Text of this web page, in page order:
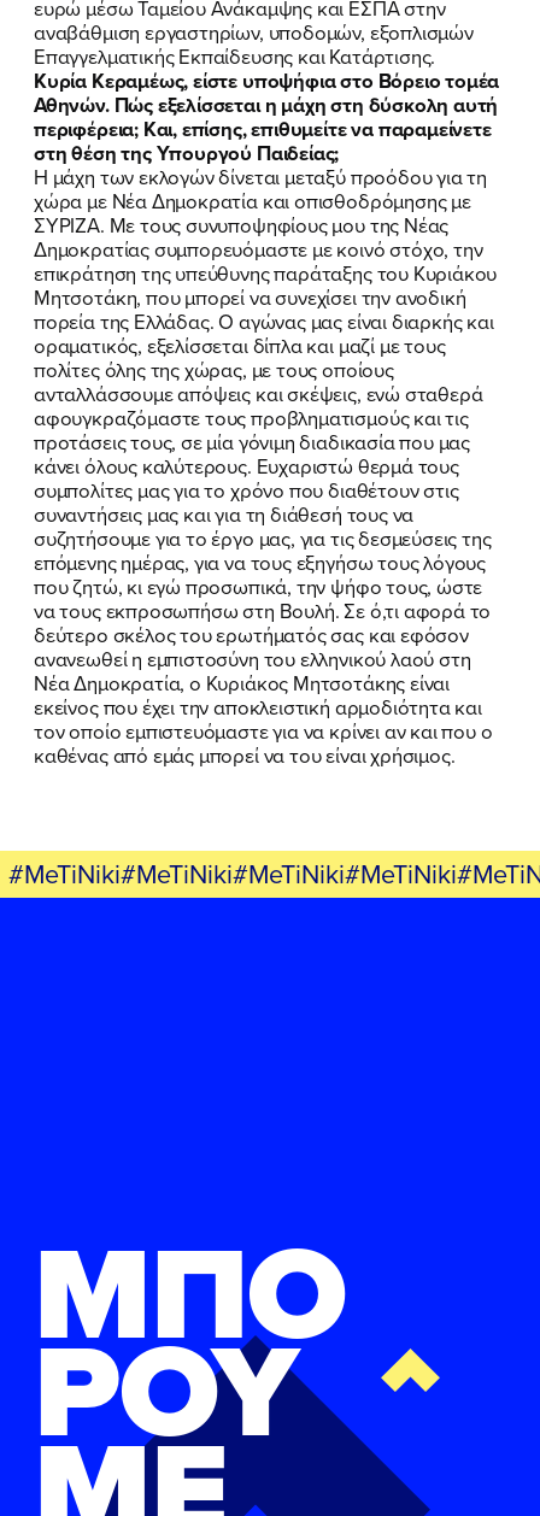
ευρώ μέσω Ταμείου Ανάκαμψης και ΕΣΠΑ στην
αναβάθμιση εργαστηρίων, υποδομών, εξοπλισμών
Επαγγελματικής Εκπαίδευσης και Κατάρτισης.
Κυρία Κεραμέως, είστε υποψήφια στο Βόρειο τομέα
Αθηνών. Πώς εξελίσσεται η μάχη στη δύσκολη αυτή
περιφέρεια; Και, επίσης, επιθυμείτε να παραμείνετε
στη θέση της Υπουργού Παιδείας;
Η μάχη των εκλογών δίνεται μεταξύ προόδου για τη
χώρα με Νέα Δημοκρατία και οπισθοδρόμησης με
ΣΥΡΙΖΑ. Με τους συνυποψηφίους μου της Νέας
Δημοκρατίας συμπορευόμαστε με κοινό στόχο, την
επικράτηση της υπεύθυνης παράταξης του Κυριάκου
Μητσοτάκη, που μπορεί να συνεχίσει την ανοδική
πορεία της Ελλάδας. Ο αγώνας μας είναι διαρκής και
οραματικός, εξελίσσεται δίπλα και μαζί με τους
πολίτες όλης της χώρας, με τους οποίους
ανταλλάσσουμε απόψεις και σκέψεις, ενώ σταθερά
αφουγκραζόμαστε τους προβληματισμούς και τις
προτάσεις τους, σε μία γόνιμη διαδικασία που μας
κάνει όλους καλύτερους. Ευχαριστώ θερμά τους
συμπολίτες μας για το χρόνο που διαθέτουν στις
συναντήσεις μας και για τη διάθεσή τους να
συζητήσουμε για το έργο μας, για τις δεσμεύσεις της
επόμενης ημέρας, για να τους εξηγήσω τους λόγους
που ζητώ, κι εγώ προσωπικά, την ψήφο τους, ώστε
να τους εκπροσωπήσω στη Βουλή. Σε ό,τι αφορά το
δεύτερο σκέλος του ερωτήματός σας και εφόσον
ανανεωθεί η εμπιστοσύνη του ελληνικού λαού στη
Νέα Δημοκρατία, ο Κυριάκος Μητσοτάκης είναι
εκείνος που έχει την αποκλειστική αρμοδιότητα και
τον οποίο εμπιστευόμαστε για να κρίνει αν και που ο
καθένας από εμάς μπορεί να του είναι χρήσιμος.
ΜΠΟ
ΡΟΥ